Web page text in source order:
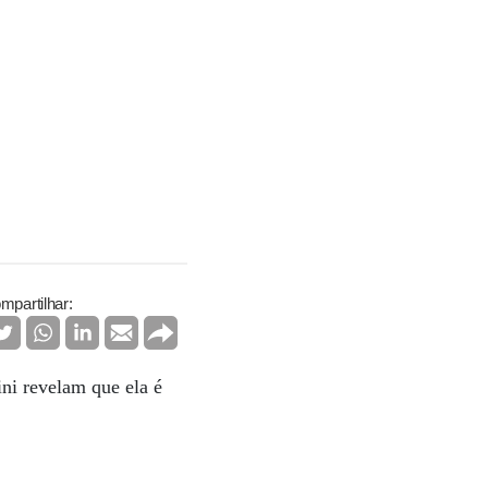
revelam que ela é